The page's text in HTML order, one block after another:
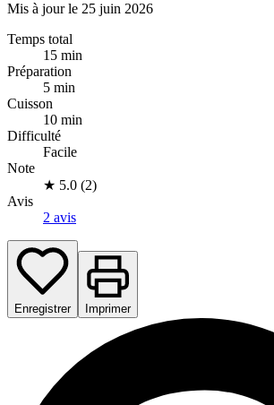
Mis à jour le 25 juin 2026
Temps total
15 min
Préparation
5 min
Cuisson
10 min
Difficulté
Facile
Note
★ 5.0 (2)
Avis
2 avis
Enregistrer Imprimer